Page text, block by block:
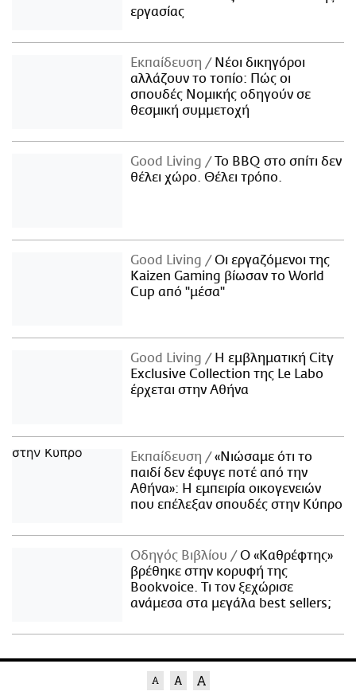
εργασίας
Εκπαίδευση
Νέοι δικηγόροι
αλλάζουν το τοπίο: Πώς οι
σπουδές Νομικής οδηγούν σε
θεσμική συμμετοχή
Good Living
Το BBQ στο σπίτι δεν
θέλει χώρο. Θέλει τρόπο.
Good Living
Οι εργαζόμενοι της
Kaizen Gaming βίωσαν το World
Cup από "μέσα"
Good Living
Η εμβληματική City
Exclusive Collection της Le Labo
έρχεται στην Αθήνα
Εκπαίδευση
«Νιώσαμε ότι το
παιδί δεν έφυγε ποτέ από την
Αθήνα»: Η εμπειρία οικογενειών
που επέλεξαν σπουδές στην Κύπρο
Οδηγός Βιβλίου
Ο «Καθρέφτης»
βρέθηκε στην κορυφή της
Bookvoice. Τι τον ξεχώρισε
ανάμεσα στα μεγάλα best sellers;